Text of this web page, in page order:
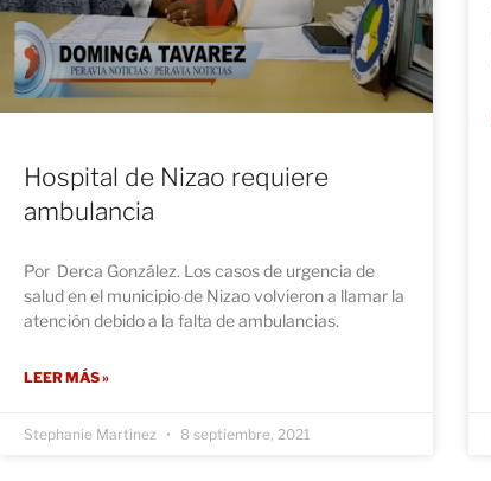
Hospital de Nizao requiere
ambulancia
Por Derca González. Los casos de urgencia de
salud en el municipio de Nizao volvieron a llamar la
atención debido a la falta de ambulancias.
LEER MÁS »
Stephanie Martinez 8 septiembre, 2021